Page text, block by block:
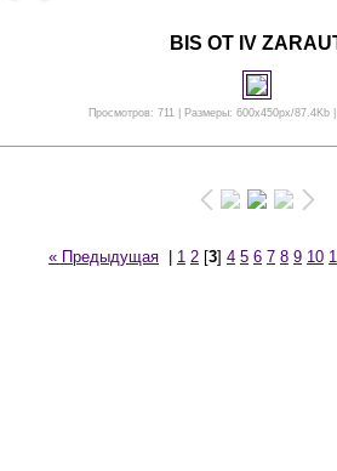
BIS OT IV
Просмотров: 711 | Размеры: 600x450px/87.4Kb
« Предыдущая 1 2 [3] 4 5 6 7 8 9 10